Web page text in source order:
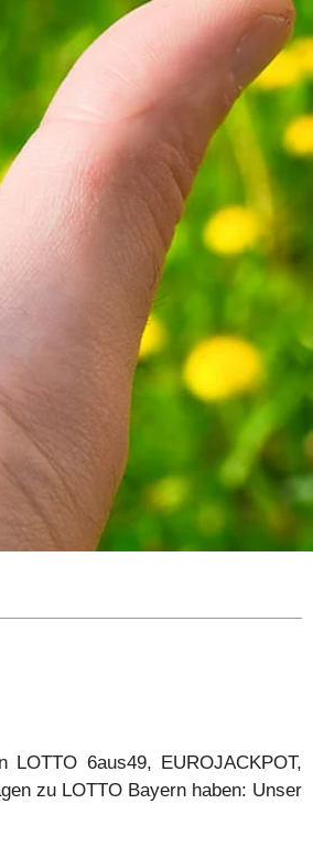
6aus49, EUROJACKPOT,
zu LOTTO Bayern haben: Unser